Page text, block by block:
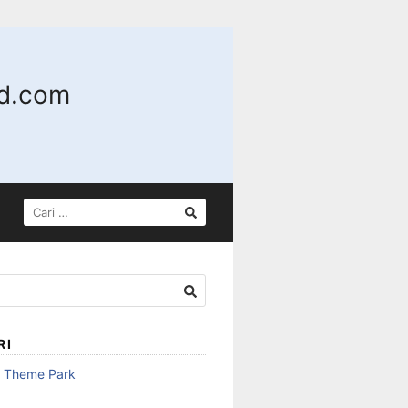
CARI
UNTUK:
Park